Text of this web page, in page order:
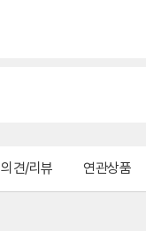
의견/리뷰 연관상품